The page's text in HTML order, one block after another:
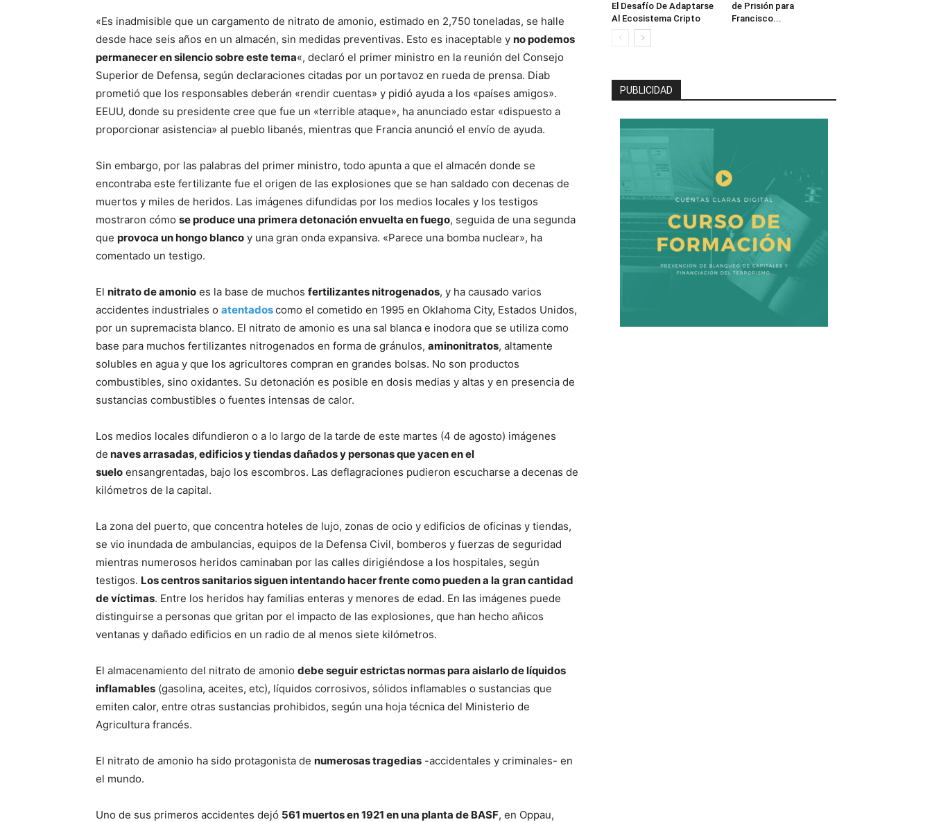
«Es inadmisible que un cargamento de nitrato de amonio, estimado en 2,750 toneladas, se halle
desde hace seis años en un almacén, sin medidas preventivas. Esto es inaceptable y no podemos
permanecer en silencio sobre este tema«, declaró el primer ministro en la reunión del Consejo
Superior de Defensa, según declaraciones citadas por un portavoz en rueda de prensa. Diab
prometió que los responsables deberán «rendir cuentas» y pidió ayuda a los «países amigos».
EEUU, donde su presidente cree que fue un «terrible ataque», ha anunciado estar «dispuesto a
proporcionar asistencia» al pueblo libanés, mientras que Francia anunció el envío de ayuda.
Sin embargo, por las palabras del primer ministro, todo apunta a que el almacén donde se
encontraba este fertilizante fue el origen de las explosiones que se han saldado con decenas de
muertos y miles de heridos. Las imágenes difundidas por los medios locales y los testigos
mostraron cómo se produce una primera detonación envuelta en fuego, seguida de una segunda
que provoca un hongo blanco y una gran onda expansiva. «Parece una bomba nuclear», ha
comentado un testigo.
El nitrato de amonio es la base de muchos fertilizantes nitrogenados, y ha causado varios
accidentes industriales o atentadoscomo el cometido en 1995 en Oklahoma City, Estados Unidos,
por un supremacista blanco. El nitrato de amonio es una sal blanca e inodora que se utiliza como
base para muchos fertilizantes nitrogenados en forma de gránulos, aminonitratos, altamente
solubles en agua y que los agricultores compran en grandes bolsas. No son productos
combustibles, sino oxidantes. Su detonación es posible en dosis medias y altas y en presencia de
sustancias combustibles o fuentes intensas de calor.
Los medios locales difundieron o a lo largo de la tarde de este martes (4 de agosto) imágenes
de naves arrasadas, edificios y tiendas dañados y personas que yacen en el
suelo ensangrentadas, bajo los escombros. Las deflagraciones pudieron escucharse a decenas de
kilómetros de la capital.
La zona del puerto, que concentra hoteles de lujo, zonas de ocio y edificios de oficinas y tiendas,
se vio inundada de ambulancias, equipos de la Defensa Civil, bomberos y fuerzas de seguridad
mientras numerosos heridos caminaban por las calles dirigiéndose a los hospitales, según
testigos. Los centros sanitarios siguen intentando hacer frente como pueden a la gran cantidad
de víctimas. Entre los heridos hay familias enteras y menores de edad. En las imágenes puede
distinguirse a personas que gritan por el impacto de las explosiones, que han hecho añicos
ventanas y dañado edificios en un radio de al menos siete kilómetros.
El almacenamiento del nitrato de amonio debe seguir estrictas normas para aislarlo de líquidos
inflamables (gasolina, aceites, etc), líquidos corrosivos, sólidos inflamables o sustancias que
emiten calor, entre otras sustancias prohibidos, según una hoja técnica del Ministerio de
Agricultura francés.
El nitrato de amonio ha sido protagonista de numerosas tragedias -accidentales y criminales- en
el mundo.
Uno de sus primeros accidentes dejó 561 muertos en 1921 en una planta de BASF, en Oppau,
El Desafío De Adaptarse
Al Ecosistema Cripto
de Prisión para
Francisco...
PUBLICIDAD